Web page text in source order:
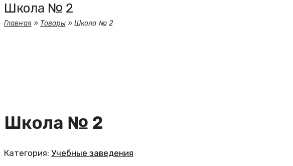
Школа № 2
Главная» Товары» Школа № 2
Школа № 2
Категория: Учебные заведения